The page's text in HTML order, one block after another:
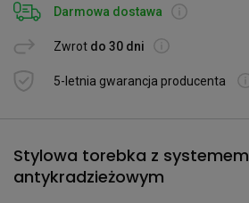
Darmowa dostawa
Zwrot do 30 dni
5-letnia gwarancja producenta
Stylowa torebka z systemem
antykradzieżowym